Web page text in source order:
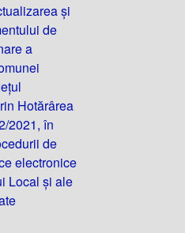
și
de
a
Hotărârea
2021, în
de
electronice
Local și ale